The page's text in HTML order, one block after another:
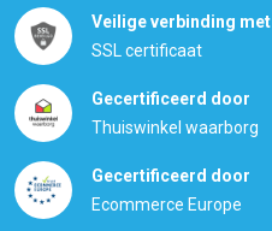
Veilige verbinding met
SSL certificaat
Gecertificeerd door
Thuiswinkel waarborg
Gecertificeerd door
Ecommerce Europe